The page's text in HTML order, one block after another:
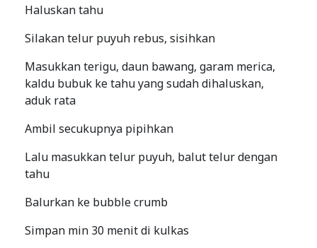
Haluskan tahu
Silakan telur puyuh rebus, sisihkan
Masukkan terigu, daun bawang, garam merica,
kaldu bubuk ke tahu yang sudah dihaluskan,
aduk rata
Ambil secukupnya pipihkan
Lalu masukkan telur puyuh, balut telur dengan
tahu
Balurkan ke bubble crumb
Simpan min 30 menit di kulkas